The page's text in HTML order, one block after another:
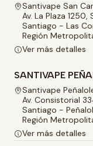
Santivape San
Av. La Plaza
Santiago - Las
Región
Ver más detalles
SANTIVAPE
Santivape
Av. Consistorial
Santiago -
Región
Ver más detalles